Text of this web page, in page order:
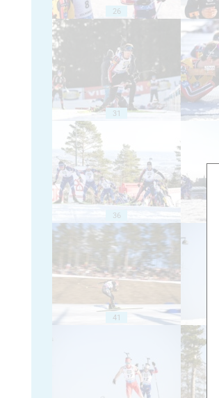
26
31
36
41